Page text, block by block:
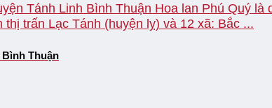
Tánh Linh Bình Thuận Hoa lan Phú Quý là
trấn Lạc Tánh (huyện lỵ) và 12 xã: Bắc ...
Bình Thuận